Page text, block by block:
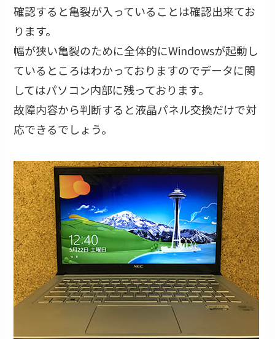
確認すると亀裂が入っていることは確認出来てお
ります。
幅が狭い亀裂のために全体的にWindowsが起動し
ているところはわかっておりますのでデータに関
してはパソコン内部に残っております。
故障内容から判断すると液晶パネル交換だけで対
応できるでしょう。